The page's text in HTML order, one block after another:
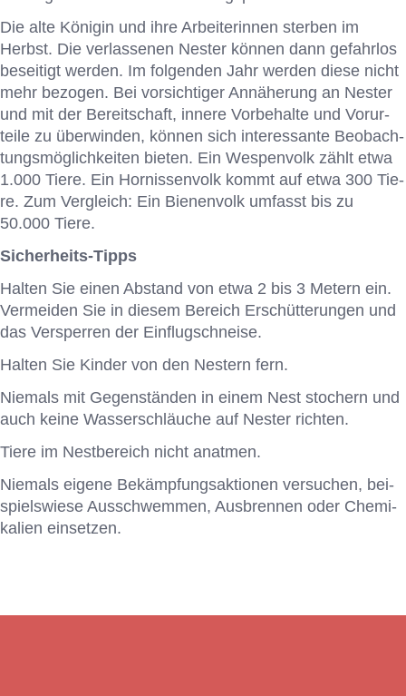
Die alte Kö­ni­gin und ihre Ar­bei­te­rin­nen ster­ben im
Herbst. Die ver­las­se­nen Nes­ter kön­nen dann ge­fahr­los
be­sei­tigt wer­den. Im fol­gen­den Jahr wer­den die­se nicht
mehr be­zo­gen. Bei vor­sich­ti­ger An­nä­he­rung an Nes­ter
und mit der Be­reit­schaft, in­ne­re Vor­be­hal­te und Vor­ur­
tei­le zu über­win­den, kön­nen sich in­ter­es­san­te Be­ob­ach­
tungs­mög­lich­kei­ten bie­ten. Ein Wes­pen­volk zählt etwa
1.000 Tie­re. Ein Hor­nis­sen­volk kommt auf etwa 300 Tie­
re. Zum Ver­gleich: Ein Bie­nen­volk um­fasst bis zu
50.000 Tie­re.
Sicherheits-Tipps
Hal­ten Sie ei­nen Ab­stand von etwa 2 bis 3 Me­tern ein.
Ver­mei­den Sie in die­sem Be­reich Er­schüt­te­run­gen und
das Ver­sper­ren der Ein­flug­schnei­se.
Hal­ten Sie Kin­der von den Nes­tern fern.
Nie­mals mit Ge­gen­stän­den in ei­nem Nest sto­chern und
auch kei­ne Was­ser­schläu­che auf Nes­ter rich­ten.
Tie­re im Nest­be­reich nicht an­at­men.
Nie­mals ei­ge­ne Be­kämp­fungs­ak­tio­nen ver­su­chen, bei­
spiels­wie­se Aus­schwem­men, Aus­bren­nen oder Che­mi­
ka­li­en ein­set­zen.